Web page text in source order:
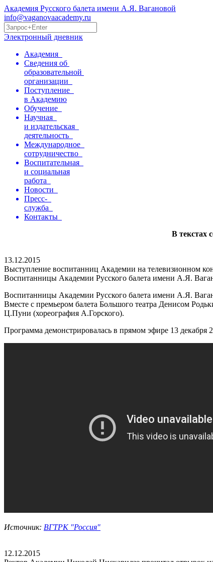
Академия Русского балета имени А.Я. Вагановой
info@vaganovaacademy.ru
Электронный дневник
Академия
Сведения об
образовательной
организации
Поступление
в Академию
Обучение
Научная
и издательская
деятельность
Международное
сотрудничество
Воспитательная
и социальная
работа
Новости
Пресс-
служба
Контакты
В текстах
13.12.2015
Выступление воспитанниц Академии на телевизионном
Воспитанницы Академии Русского балета имени А.Я.
Воспитанницы Академии Русского балета имени А.Я.
Вместе с премьером балета Большого театра Денисом
Ц.Пуни (хореография А.Горского).
Программа демонстрировалась в прямом эфире 13 декабря
Источник: ВГТРК "Россия"
12.12.2015